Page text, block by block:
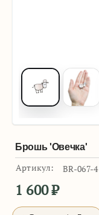
Брошь 'Овечка'
Артикул: BR-067-4
1 600₽